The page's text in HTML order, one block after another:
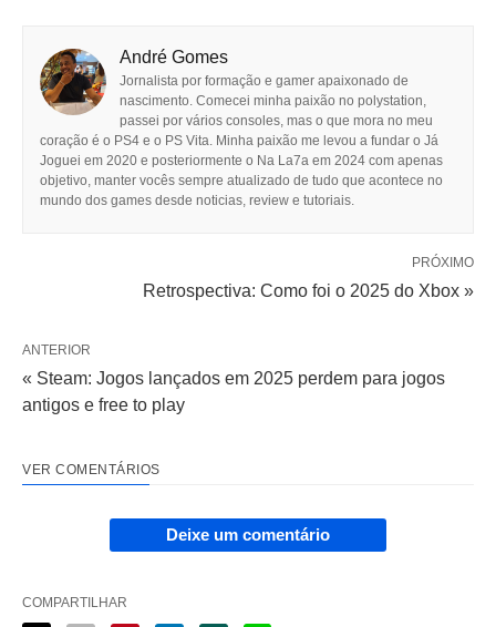
André Gomes
Jornalista por formação e gamer apaixonado de
nascimento. Comecei minha paixão no polystation,
passei por vários consoles, mas o que mora no meu
coração é o PS4 e o PS Vita. Minha paixão me levou a fundar o Já
Joguei em 2020 e posteriormente o Na La7a em 2024 com apenas
objetivo, manter vocês sempre atualizado de tudo que acontece no
mundo dos games desde noticias, review e tutoriais.
PRÓXIMO
Retrospectiva: Como foi o 2025 do Xbox »
ANTERIOR
« Steam: Jogos lançados em 2025 perdem para jogos
antigos e free to play
VER COMENTÁRIOS
Deixe um comentário
COMPARTILHAR